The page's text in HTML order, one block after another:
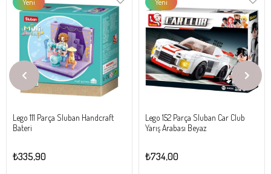
Lego 111 Parça Sluban Handcraft
Bateri
₺335,90
Ürün
Lego 152 Parça Sluban Car Club
Yarış Arabası Beyaz
₺734,00
Ürün